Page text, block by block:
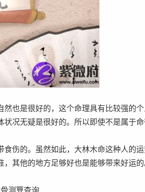
然也是很好的，这个命理具有比较强的
状况无疑是很好的。所以即使不是属于
食伤的。虽然如此，大林木命这种人的
其他的地方足够好也是能够带来好运的